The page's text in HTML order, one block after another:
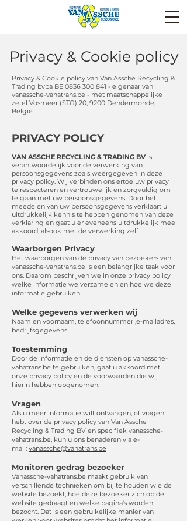
Privacy & Cookie policy
Privacy & Cookie policy van Van Assche Recycling &
Trading bvba BE 0836 300 841 - eigenaar van
vanassche-vahatrans.be - met maatschappelijke
zetel Vosmeer (STG) 20, 9200 Dendermonde,
België
PRIVACY POLICY
VAN ASSCHE RECYCLING & TRADING BV is
verantwoordelijk voor de verwerking van
persoonsgegevens zoals weergegeven in deze
privacy policy. Wij verbinden ons ertoe uw privacy
te respecteren en vertrouwelijk en zorgvuldig om
te gaan met uw persoonsgegevens. Door het
meedelen van uw persoonsgegevens verklaart u
uitdrukkelijk kennis te hebben genomen van deze
verklaring en gaat u er eveneens uitdrukkelijk mee
akkoord, alsook met de verwerking zelf.
Waarborgen Privacy​
Het waarborgen van de privacy van bezoekers van
vanassche-vahatrans.be is een belangrijke taak voor
ons. Daarom beschrijven we in onze privacy policy
welke informatie we verzamelen en hoe we deze
informatie gebruiken.
Welke gegevens verwerken wij
Naam en voornaam, telefoonnummer ,e-mailadres,
bedrijfsgegevens.
Toestemming
Door de informatie en de diensten op vanassche-
vahatrans.be te gebruiken, gaat u akkoord met
onze privacy policy en de voorwaarden die wij
hierin hebben opgenomen.
Vragen
Als u meer informatie wilt ontvangen, of vragen
hebt over de privacy policy van Van Assche
Recycling & Trading BV en specifiek vanassche-
vahatrans.be, kun u ons benaderen via e-
mail: vanassche@vahatrans.be
Monitoren gedrag bezoeker
Vanassche-vahatrans.be maakt gebruik van
verschillende technieken om bij te houden wie de
website bezoekt, hoe deze bezoeker zich op de
website gedraagt en welke pagina's worden
bezocht. Dat is een gebruikelijke manier van